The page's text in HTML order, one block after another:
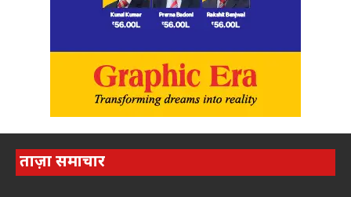
ताज़ा समाचार